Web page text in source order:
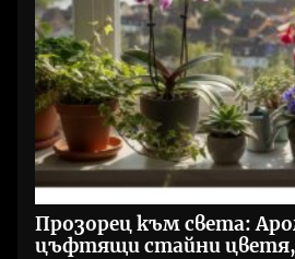
Прозорец към света:
цъфтящи стайни